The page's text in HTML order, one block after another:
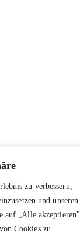
zu verbessern,
und unseren
auf „Alle akzeptieren"
Cookies zu.